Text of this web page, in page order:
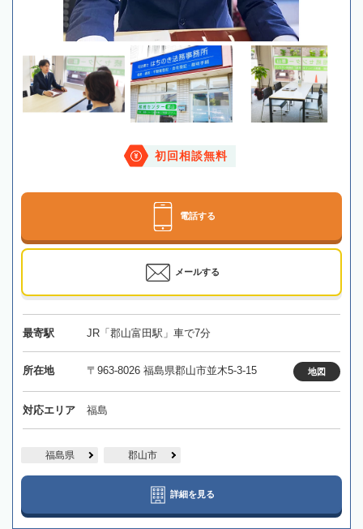
初回相談無料
電話する
メールする
最寄駅 JR「郡山富田駅」車で7分
所在地 〒963-8026 福島県郡山市並木5-3-15 地図
対応エリア 福島
福島県 郡山市
詳細を見る